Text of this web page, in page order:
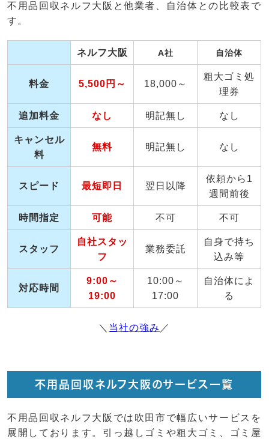
不用品回収ネルフ大阪と他業者、自治体との比較表で
す。
ネルフ大阪 A社 自治体
料金 5,500円～ 18,000～
粗大ゴミ処
理券
追加料金 なし 明記無し なし
キャンセル
料
無料 明記無し なし
スピード 最短即日 翌日以降
依頼から1
週間前後
時間指定 可能 不可 不可
スタッフ
自社スタッ
フ
業務委託
自身で持ち
込み等
対応時間
9:00～
19:00
10:00～
17:00
自治体によ
る
＼ 当社の強み ／
不用品回収ネルフ大阪のサービス一覧
不用品回収ネルフ大阪では吹田市で幅広いサービスを
展開しております。引っ越しゴミや粗大ゴミ、ゴミ屋